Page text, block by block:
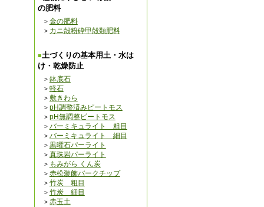
の肥料
金の肥料
カニ殻粉砕甲殻類肥料
土づくりの基本用土・水は
け・乾燥防止
鉢底石
軽石
敷きわら
pH調整済みピートモス
pH無調整ピートモス
バーミキュライト 粗目
バーミキュライト 細目
黒曜石パーライト
真珠岩パーライト
もみがら くん炭
赤松装飾バークチップ
竹炭 粗目
竹炭 細目
赤玉土